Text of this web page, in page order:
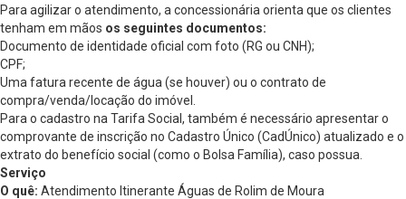
Para agilizar o atendimento, a concessionária orienta que os clientes
tenham em mãos os seguintes documentos:
Documento de identidade oficial com foto (RG ou CNH);
CPF;
Uma fatura recente de água (se houver) ou o contrato de
compra/venda/locação do imóvel.
Para o cadastro na Tarifa Social, também é necessário apresentar o
comprovante de inscrição no Cadastro Único (CadÚnico) atualizado e o
extrato do benefício social (como o Bolsa Família), caso possua.
Serviço
O quê: Atendimento Itinerante Águas de Rolim de Moura